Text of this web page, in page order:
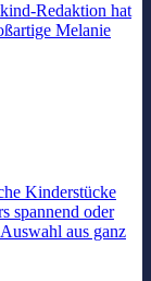
Redaktion hat
Melanie
Kinderstücke
spannend oder
aus ganz